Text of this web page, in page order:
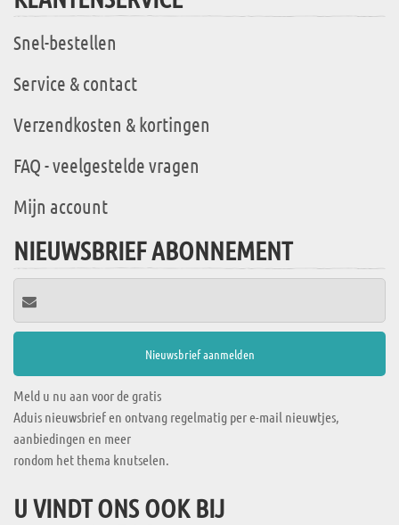
Snel-bestellen
Service & contact
Verzendkosten & kortingen
FAQ - veelgestelde vragen
Mijn account
NIEUWSBRIEF ABONNEMENT
Meld u nu aan voor de gratis
Aduis nieuwsbrief en ontvang regelmatig per e-mail nieuwtjes,
aanbiedingen en meer
rondom het thema knutselen.
U VINDT ONS OOK BIJ